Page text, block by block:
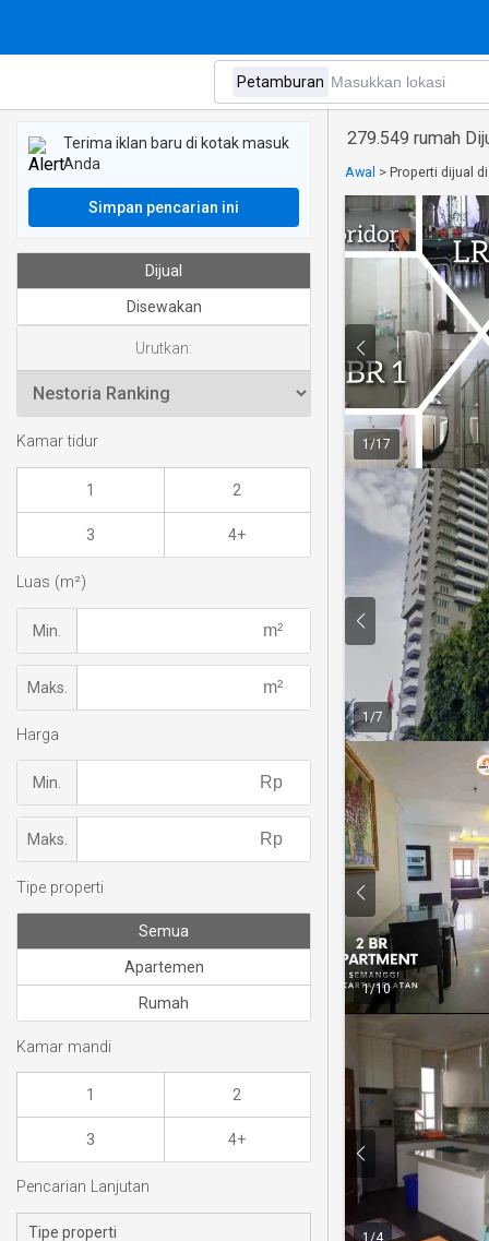
279.549 rumah
Awal > Properti dijual
1/17
1 /7
1/10
1 /4
Terima iklan baru di kotak masuk
Anda
Simpan pencarian ini
Dijual
Disewakan
Urutkan:
Kamar tidur
1 2
3 4+
Luas (m²)
Min.
Maks.
Harga
Min.
Maks.
Tipe properti
Semua
Apartemen
Rumah
Kamar mandi
1 2
3 4+
Pencarian Lanjutan
Tipe properti